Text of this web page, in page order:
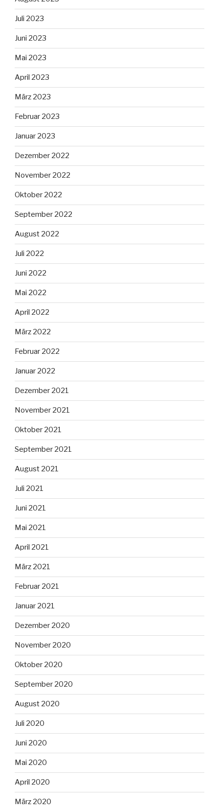
Juli 2023
Juni 2023
Mai 2023
April 2023
März 2023
Februar 2023
Januar 2023
Dezember 2022
November 2022
Oktober 2022
September 2022
August 2022
Juli 2022
Juni 2022
Mai 2022
April 2022
März 2022
Februar 2022
Januar 2022
Dezember 2021
November 2021
Oktober 2021
September 2021
August 2021
Juli 2021
Juni 2021
Mai 2021
April 2021
März 2021
Februar 2021
Januar 2021
Dezember 2020
November 2020
Oktober 2020
September 2020
August 2020
Juli 2020
Juni 2020
Mai 2020
April 2020
März 2020